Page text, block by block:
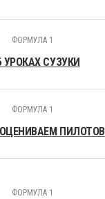
ФОРМУЛА 1
СУЗУКИ
ФОРМУЛА 1
ПИЛОТОВ
ФОРМУЛА 1